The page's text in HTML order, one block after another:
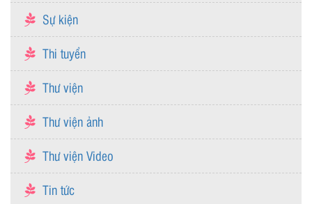
Sự kiện
Thi tuyển
Thư viện
Thư viện ảnh
Thư viện Video
Tin tức